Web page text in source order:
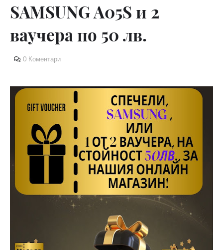
SAMSUNG A05S и 2
ваучера по 50 лв.
0 Коментари